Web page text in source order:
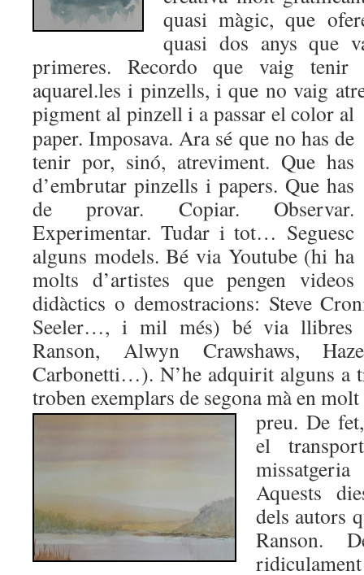
quasi màgic, que
quasi dos anys que
primeres. Recordo que vaig tenir
aquarel.les i pinzells, i que no vaig
pigment al pinzell i a passar el color al
paper. Imposava. Ara sé que no has de
tenir por, sinó, atreviment. Que has
d’embrutar pinzells i papers. Que has
de provar. Copiar. Observar.
Experimentar. Tudar i tot… Seguesc
alguns models. Bé via Youtube (hi ha
molts d’artistes que pengen videos
didàctics o demostracions: Steve
Seeler…, i mil més) bé via llibres
Ranson, Alwyn Crawshaws,
Carbonetti…). N’he adquirit alguns a
troben exemplars de segona mà en
preu. De
el
Aquests
dels autors
Ranson.